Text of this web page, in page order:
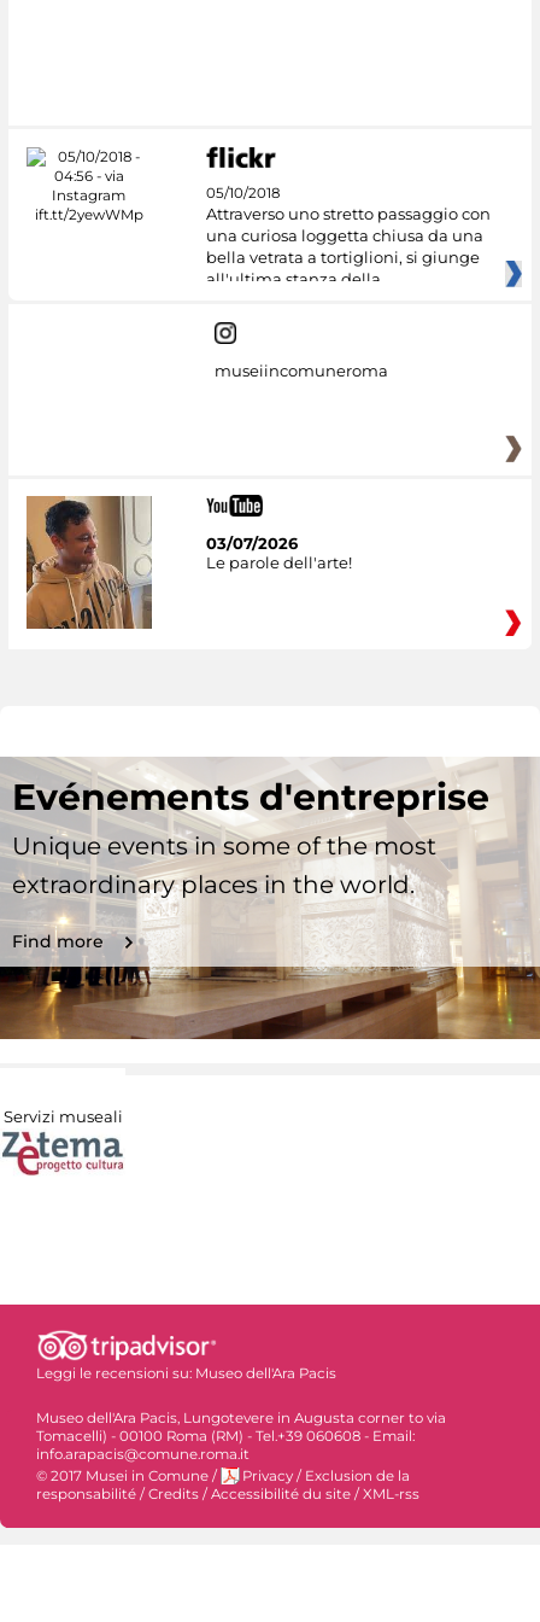
05/10/2018
Attraverso uno stretto passaggio con
una curiosa loggetta chiusa da una
bella vetrata a tortiglioni, si giunge
all'ultima stanza della
museiincomuneroma
03/07/2026
Le parole dell'arte!
Evénements d'entreprise
Unique events in some of the most
extraordinary places in the world.
Find more
Servizi museali
Leggi le recensioni su: Museo dell'Ara Pacis
Museo dell'Ara Pacis, Lungotevere in Augusta corner to via
Tomacelli) - 00100 Roma (RM) - Tel.+39 060608 - Email:
info.arapacis@comune.roma.it
© 2017 Musei in Comune / Privacy / Exclusion de la
responsabilité /Credits /Accessibilité du site /XML-rss